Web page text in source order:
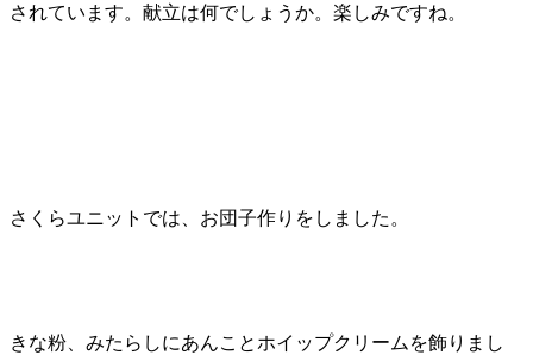
されています。献立は何でしょうか。楽しみですね。
さくらユニットでは、お団子作りをしました。
きな粉、みたらしにあんことホイップクリームを飾りまし